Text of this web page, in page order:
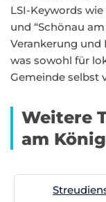
LSI-Keywords
und “Schönau
Verankerung und
was sowohl für
Gemeinde selbst
Weitere
am